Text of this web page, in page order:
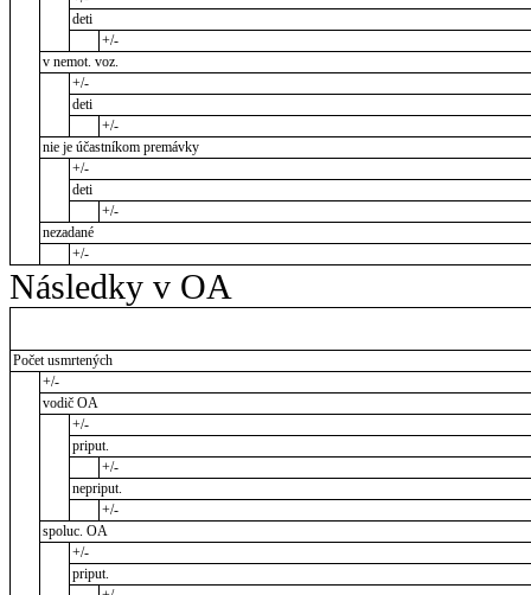
deti
+/-
v nemot. voz.
+/-
deti
+/-
nie je účastníkom premávky
+/-
deti
+/-
nezadané
+/-
Následky v OA
Počet usmrtených
+/-
vodič OA
+/-
priput.
+/-
nepriput.
+/-
spoluc. OA
+/-
priput.